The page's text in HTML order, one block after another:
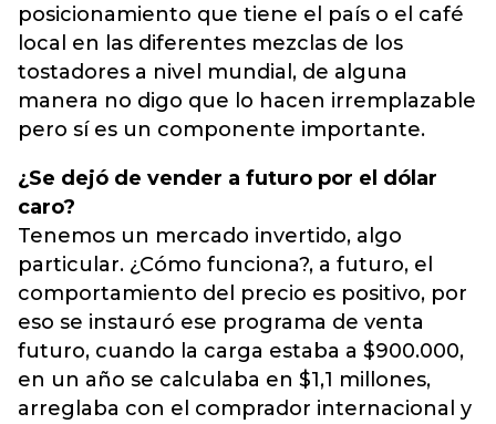
posicionamiento que tiene el país o el café
local en las diferentes mezclas de los
tostadores a nivel mundial, de alguna
manera no digo que lo hacen irremplazable
pero sí es un componente importante.
¿Se dejó de vender a futuro por el dólar
caro?
Tenemos un mercado invertido, algo
particular. ¿Cómo funciona?, a futuro, el
comportamiento del precio es positivo, por
eso se instauró ese programa de venta
futuro, cuando la carga estaba a $900.000,
en un año se calculaba en $1,1 millones,
arreglaba con el comprador internacional y